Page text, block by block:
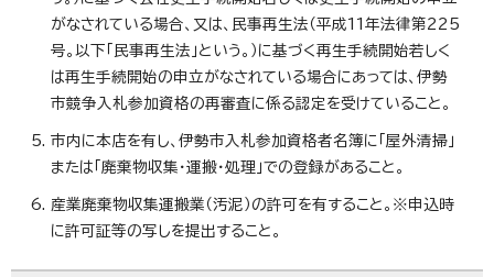
がなされている場合、又は、民事再生法（平成11年法律第225
号。以下「民事再生法」という。）に基づく再生手続開始若しく
は再生手続開始の申立がなされている場合にあっては、伊勢
市競争入札参加資格の再審査に係る認定を受けていること。
市内に本店を有し、伊勢市入札参加資格者名簿に「屋外清掃」
または「廃棄物収集・運搬・処理」での登録があること。
産業廃棄物収集運搬業（汚泥）の許可を有すること。※申込時
に許可証等の写しを提出すること。